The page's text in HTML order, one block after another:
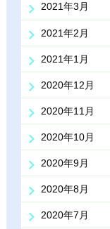
2021年3月
2021年2月
2021年1月
2020年12月
2020年11月
2020年10月
2020年9月
2020年8月
2020年7月